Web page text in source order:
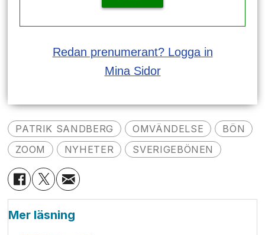
Redan prenumerant? Logga in
Mina Sidor
PATRIK SANDBERG OMVÄNDELSE
BÖN
ZOOM
NYHETER SVERIGEBÖNEN
Mer läsning